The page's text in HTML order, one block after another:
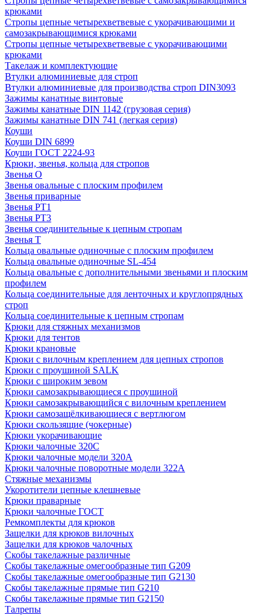
крюками
Стропы цепные четырехветвевые с укорачивающими и
самозакрывающимися крюками
Стропы цепные четырехветвевые с укорачивающими
крюками
Такелаж и комплектующие
Втулки алюминиевые для строп
Втулки алюминиевые для производства строп DIN3093
Зажимы канатные винтовые
Зажимы канатные DIN 1142 (грузовая серия)
Зажимы канатные DIN 741 (легкая серия)
Коуши
Коуши DIN 6899
Коуши ГОСТ 2224-93
Крюки, звенья, кольца для стропов
Звенья О
Звенья овальные с плоским профилем
Звенья приварные
Звенья РТ1
Звенья РТ3
Звенья соединительные к цепным стропам
Звенья Т
Кольца овальные одиночные c плоским профилем
Кольца овальные одиночные SL-454
Кольца овальные с дополнительными звеньями и плоским
профилем
Кольца соединительные для ленточных и круглопрядных
строп
Кольца соединительные к цепным стропам
Крюки для стяжных механизмов
Крюки для тентов
Крюки крановые
Крюки с вилочным креплением для цепных стропов
Крюки с проушиной SALK
Крюки с широким зевом
Крюки самозакрывающиеся с проушиной
Крюки самозакрывающийся с вилочным креплением
Крюки самозащёлкивающиеся с вертлюгом
Крюки скользящие (чокерные)
Крюки укорачивающие
Крюки чалочные 320C
Крюки чалочные модели 320А
Крюки чалочные поворотные модели 322А
Стяжные механизмы
Укоротители цепные клешневые
Крюки праварные
Крюки чалочные ГОСТ
Ремкомплекты для крюков
Защелки для крюков вилочных
Защелки для крюков чалочных
Скобы такелажные различные
Скобы такелажные омегообразные тип G209
Скобы такелажные омегообразные тип G2130
Скобы такелажные прямые тип G210
Скобы такелажные прямые тип G2150
Талрепы